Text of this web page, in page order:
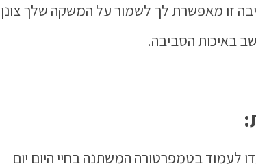
זו מאפשרת לך לשמור על המשקה שלך צונן
באיכות הסביבה.
לעמוד בטמפרטורה המשתנה בחיי היום יום